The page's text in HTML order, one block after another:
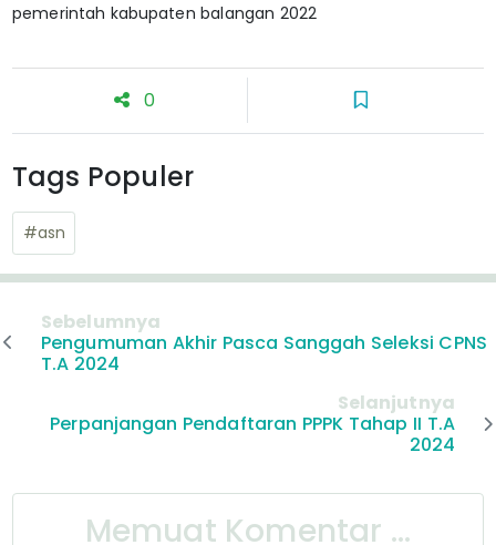
pemerintah kabupaten balangan 2022
0
Tags Populer
#asn
Sebelumnya
Pengumuman Akhir Pasca Sanggah Seleksi CPNS
T.A 2024
Selanjutnya
Perpanjangan Pendaftaran PPPK Tahap II T.A
2024
Memuat Komentar ...